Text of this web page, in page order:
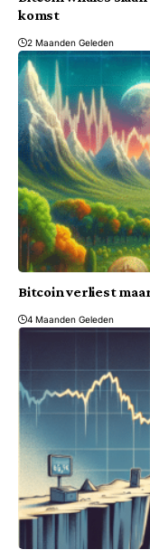
komst
2 Maanden Geleden
Bitcoin verliest
4 Maanden Geleden